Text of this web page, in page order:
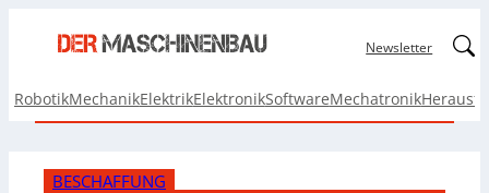
Newsletter
RobotikMechanikElektrikElektronikSoftwareMechatronik
BESCHAFFUNG